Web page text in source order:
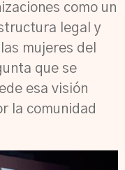
como un
legal y
mujeres del
que se
esa visión
la comunidad